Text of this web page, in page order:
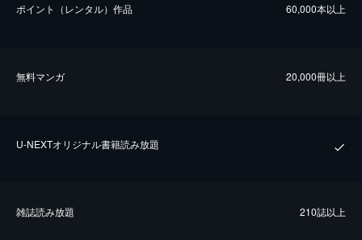
ポイント（レンタル）作品 60,000本以上
無料マンガ 20,000冊以上
U-NEXTオリジナル書籍読み放題
雑誌読み放題 210誌以上